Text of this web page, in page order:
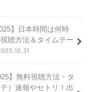
】日本時間は何時
聴方法＆タイムテー
】無料視聴方法・タ
）速報やセトリ！出